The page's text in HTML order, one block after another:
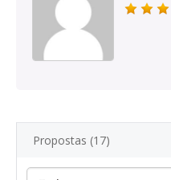
Propostas (17)